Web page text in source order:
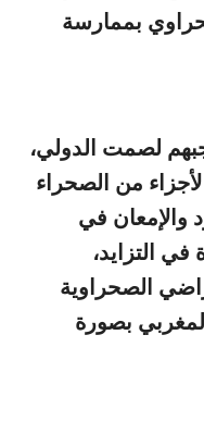
بممارسة
لصمت الدولي،
من الصحراء
والإمعان في
في التزايد،
الصحراوية
المغربي بصورة